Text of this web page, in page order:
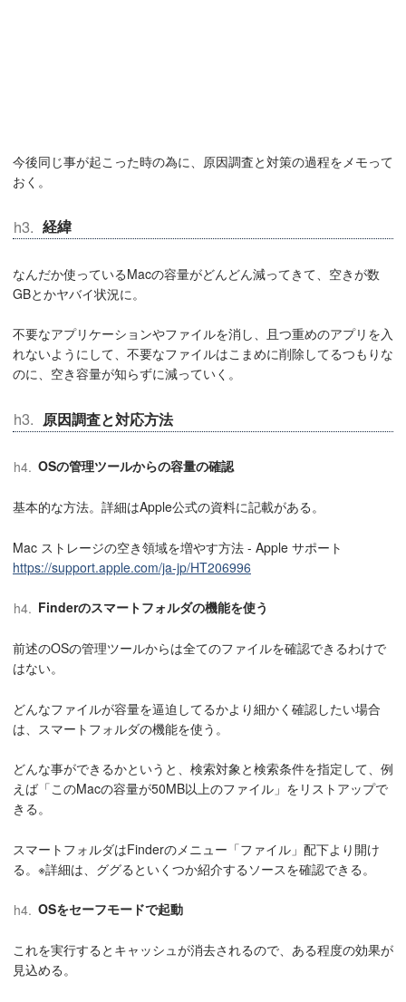
今後同じ事が起こった時の為に、原因調査と対策の過程をメモって
おく。
経緯
なんだか使っているMacの容量がどんどん減ってきて、空きが数
GBとかヤバイ状況に。
不要なアプリケーションやファイルを消し、且つ重めのアプリを入
れないようにして、不要なファイルはこまめに削除してるつもりな
のに、空き容量が知らずに減っていく。
原因調査と対応方法
OSの管理ツールからの容量の確認
基本的な方法。詳細はApple公式の資料に記載がある。
Mac ストレージの空き領域を増やす方法 - Apple サポート
https://support.apple.com/ja-jp/HT206996
Finderのスマートフォルダの機能を使う
前述のOSの管理ツールからは全てのファイルを確認できるわけで
はない。
どんなファイルが容量を逼迫してるかより細かく確認したい場合
は、スマートフォルダの機能を使う。
どんな事ができるかというと、検索対象と検索条件を指定して、例
えば「このMacの容量が50MB以上のファイル」をリストアップで
きる。
スマートフォルダはFinderのメニュー「ファイル」配下より開け
る。※詳細は、ググるといくつか紹介するソースを確認できる。
OSをセーフモードで起動
これを実行するとキャッシュが消去されるので、ある程度の効果が
見込める。